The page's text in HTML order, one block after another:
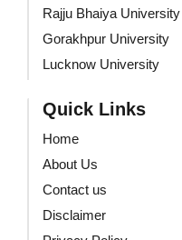
Rajju Bhaiya University
Gorakhpur University
Lucknow University
Quick Links
Home
About Us
Contact us
Disclaimer